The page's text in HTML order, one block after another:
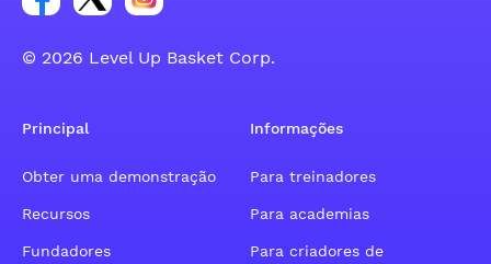
© 2026 Level Up Basket Corp.
Principal
Obter uma demonstração
Recursos
Fundadores
Informações
Para treinadores
Para academias
Para criadores de